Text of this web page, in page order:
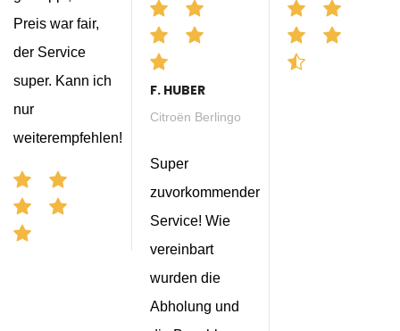
Preis war fair,
der Service
super. Kann ich
nur
weiterempfehlen!
F. HUBER
Citroën Berlingo
Super
zuvorkommender
Service! Wie
vereinbart
wurden die
Abholung und